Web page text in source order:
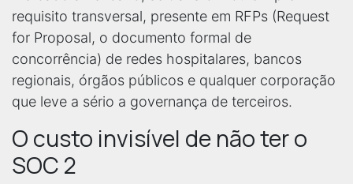
requisito transversal, presente em RFPs (Request
for Proposal, o documento formal de
concorrência) de redes hospitalares, bancos
regionais, órgãos públicos e qualquer corporação
que leve a sério a governança de terceiros.
O custo invisível de não ter o
SOC 2